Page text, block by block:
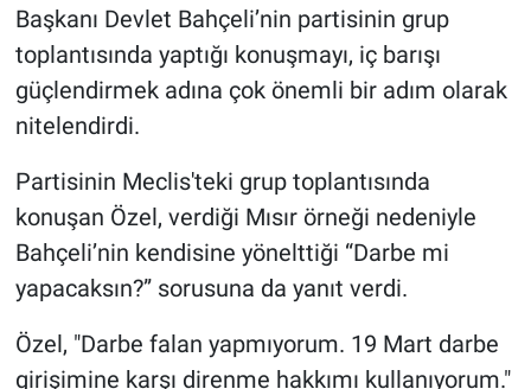
Başkanı Devlet Bahçeli’nin partisinin grup
toplantısında yaptığı konuşmayı, iç barışı
güçlendirmek adına çok önemli bir adım olarak
nitelendirdi.
Partisinin Meclis'teki grup toplantısında
konuşan Özel, verdiği Mısır örneği nedeniyle
Bahçeli’nin kendisine yönelttiği “Darbe mi
yapacaksın?” sorusuna da yanıt verdi.
Özel, "Darbe falan yapmıyorum. 19 Mart darbe
girişimine karşı direnme hakkımı kullanıyorum."